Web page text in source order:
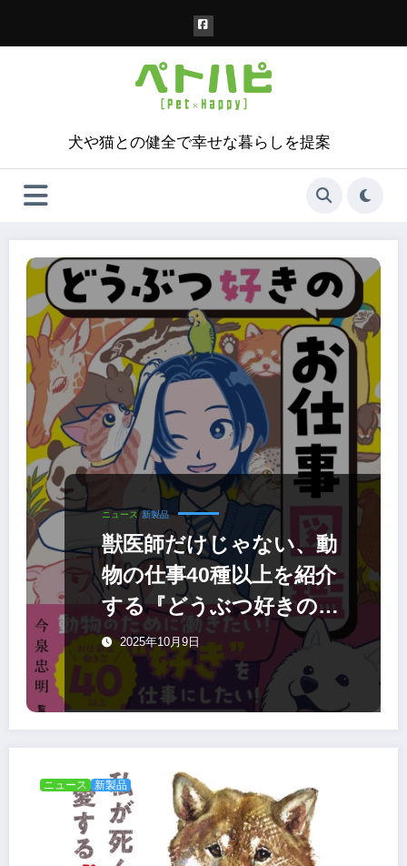
犬や猫との健全で幸せな暮らしを提案
ニュース 新製品
獣医師だけじゃない、動
物の仕事40種以上を紹介
する『どうぶつ好きのお
仕事図鑑』
2025年10月9日
ニュース 新製品